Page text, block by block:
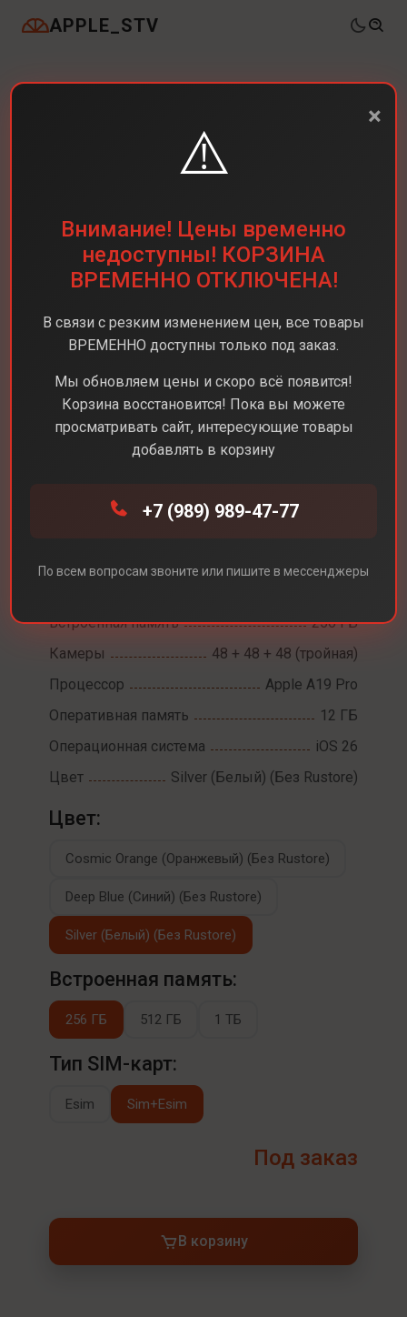
APPLE_STV
iPhone 17 Pro
Встроенная память
256 ГБ
Камеры
48 + 48 + 48 (тройная)
Процессор
Apple A19 Pro
Оперативная память
12 ГБ
Операционная система
iOS 26
Цвет
Silver (Белый) (Без Rustore)
Цвет:
Cosmic Orange (Оранжевый) (Без Rustore)
Deep Blue (Синий) (Без Rustore)
Silver (Белый) (Без Rustore)
Встроенная память:
256 ГБ 512 ГБ 1 ТБ
Тип SIM-карт:
Esim Sim+Esim
Под заказ
В корзину
×
⚠️
Внимание! Цены временно
недоступны! КОРЗИНА
ВРЕМЕННО ОТКЛЮЧЕНА!
В связи с резким изменением цен, все товары
ВРЕМЕННО доступны только под заказ.
Мы обновляем цены и скоро всё появится!
Корзина восстановится! Пока вы можете
просматривать сайт, интересующие товары
добавлять в корзину
+7 (989) 989-47-77
По всем вопросам звоните или пишите в мессенджеры